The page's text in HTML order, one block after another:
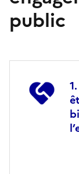
public